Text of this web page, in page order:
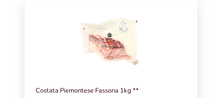
Costata Piemontese Fassona 1kg **